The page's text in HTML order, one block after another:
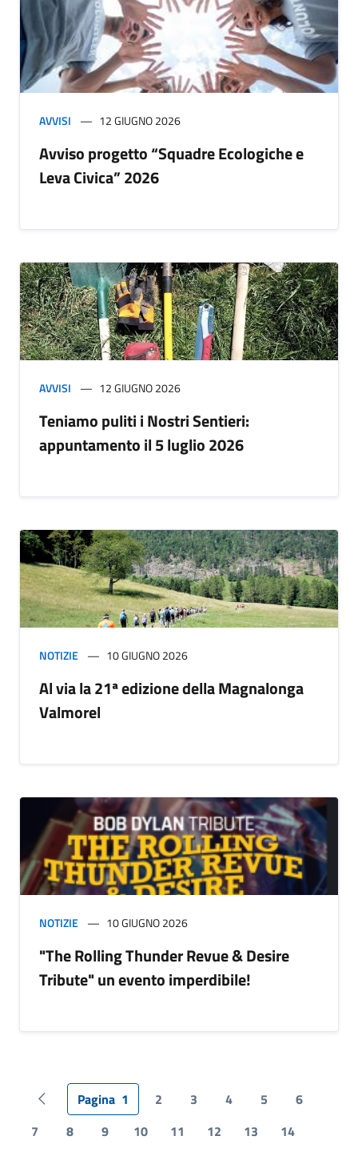
AVVISI 12 GIUGNO 2026
Avviso progetto “Squadre Ecologiche e
Leva Civica” 2026
AVVISI 12 GIUGNO 2026
Teniamo puliti i Nostri Sentieri:
appuntamento il 5 luglio 2026
NOTIZIE 10 GIUGNO 2026
Al via la 21ª edizione della Magnalonga
Valmorel
NOTIZIE 10 GIUGNO 2026
"The Rolling Thunder Revue & Desire
Tribute" un evento imperdibile!
Pagina precedente
Pagina 1 2 3 4 5
6
7
8 9 10 11 12 13
14